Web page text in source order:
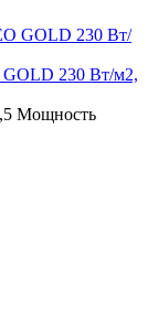
GOLD 230 Вт/м2,
Мощность